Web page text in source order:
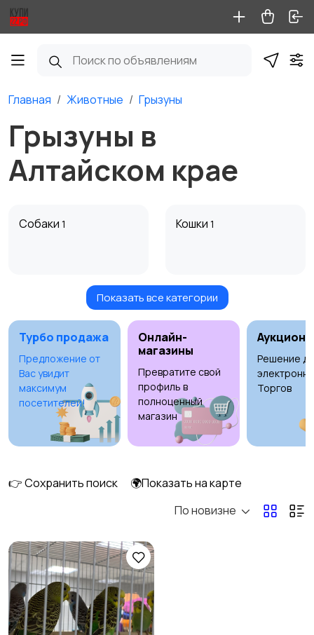
Главная Животные Грызуны
Грызуны в
Алтайском крае
Собаки 1 Кошки 1
Грызуны 1
Рыбки2 С/х животные 2
13
Аквариумистика
Показать все категории
Турбо продажа
Предложение от
Вас увидит
максимум
посетителей!
Онлайн-
магазины
Превратите свой
профиль в
полноценный
магазин
Аукционы
Решение
Торгов
👉 Сохранить поиск
🌍Показать на карте
По новизне